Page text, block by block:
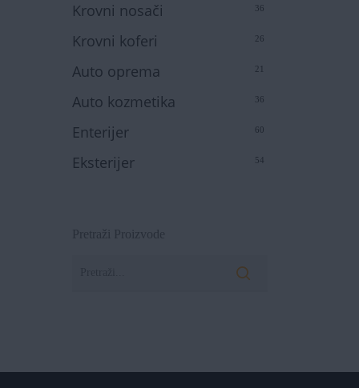
Krovni nosači 36
Krovni koferi 26
Auto oprema 21
Auto kozmetika 36
Enterijer 60
Eksterijer 54
Pretraži Proizvode